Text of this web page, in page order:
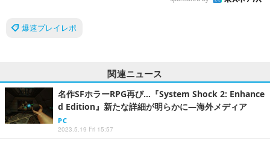
爆速プレイレポ
関連ニュース
名作SFホラーRPG再び…『System Shock 2: Enhance
d Edition』新たな詳細が明らかに―海外メディア
PC
2023.5.19 Fri 15:57